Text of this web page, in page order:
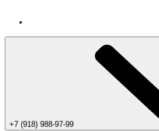
+7 (918) 988-97-99